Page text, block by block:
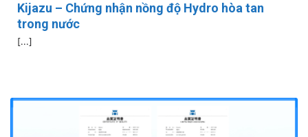
Kijazu – Chứng nhận nồng độ Hydro hòa tan
trong nước
[...]